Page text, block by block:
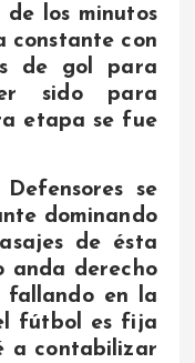
los minutos
constante con
de gol para
sido para
etapa se fue
se
dominando
de ésta
anda derecho
fallando en la
fútbol es fija
a contabilizar